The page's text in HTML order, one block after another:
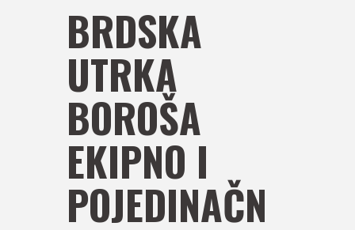
BRDSKA
UTRKA
BOROŠA
EKIPNO I
POJEDINAČN